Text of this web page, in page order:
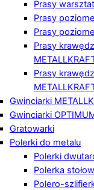
Prasy
Prasy
Prasy
Prasy
Prasy
Gwinciarki
Gwinciarki
Gratowarki
Polerki do metalu
Polerki
Polerka
Polero-